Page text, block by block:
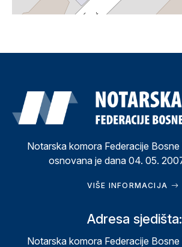
Notarska komora Federacije
osnovana je dana 04. 05.
VIŠE INFORMACIJA
Adresa sjedišta:
Notarska komora Federacije